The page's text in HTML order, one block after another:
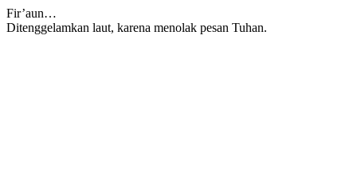
Fir’aun…
Ditenggelamkan laut, karena menolak pesan Tuhan.